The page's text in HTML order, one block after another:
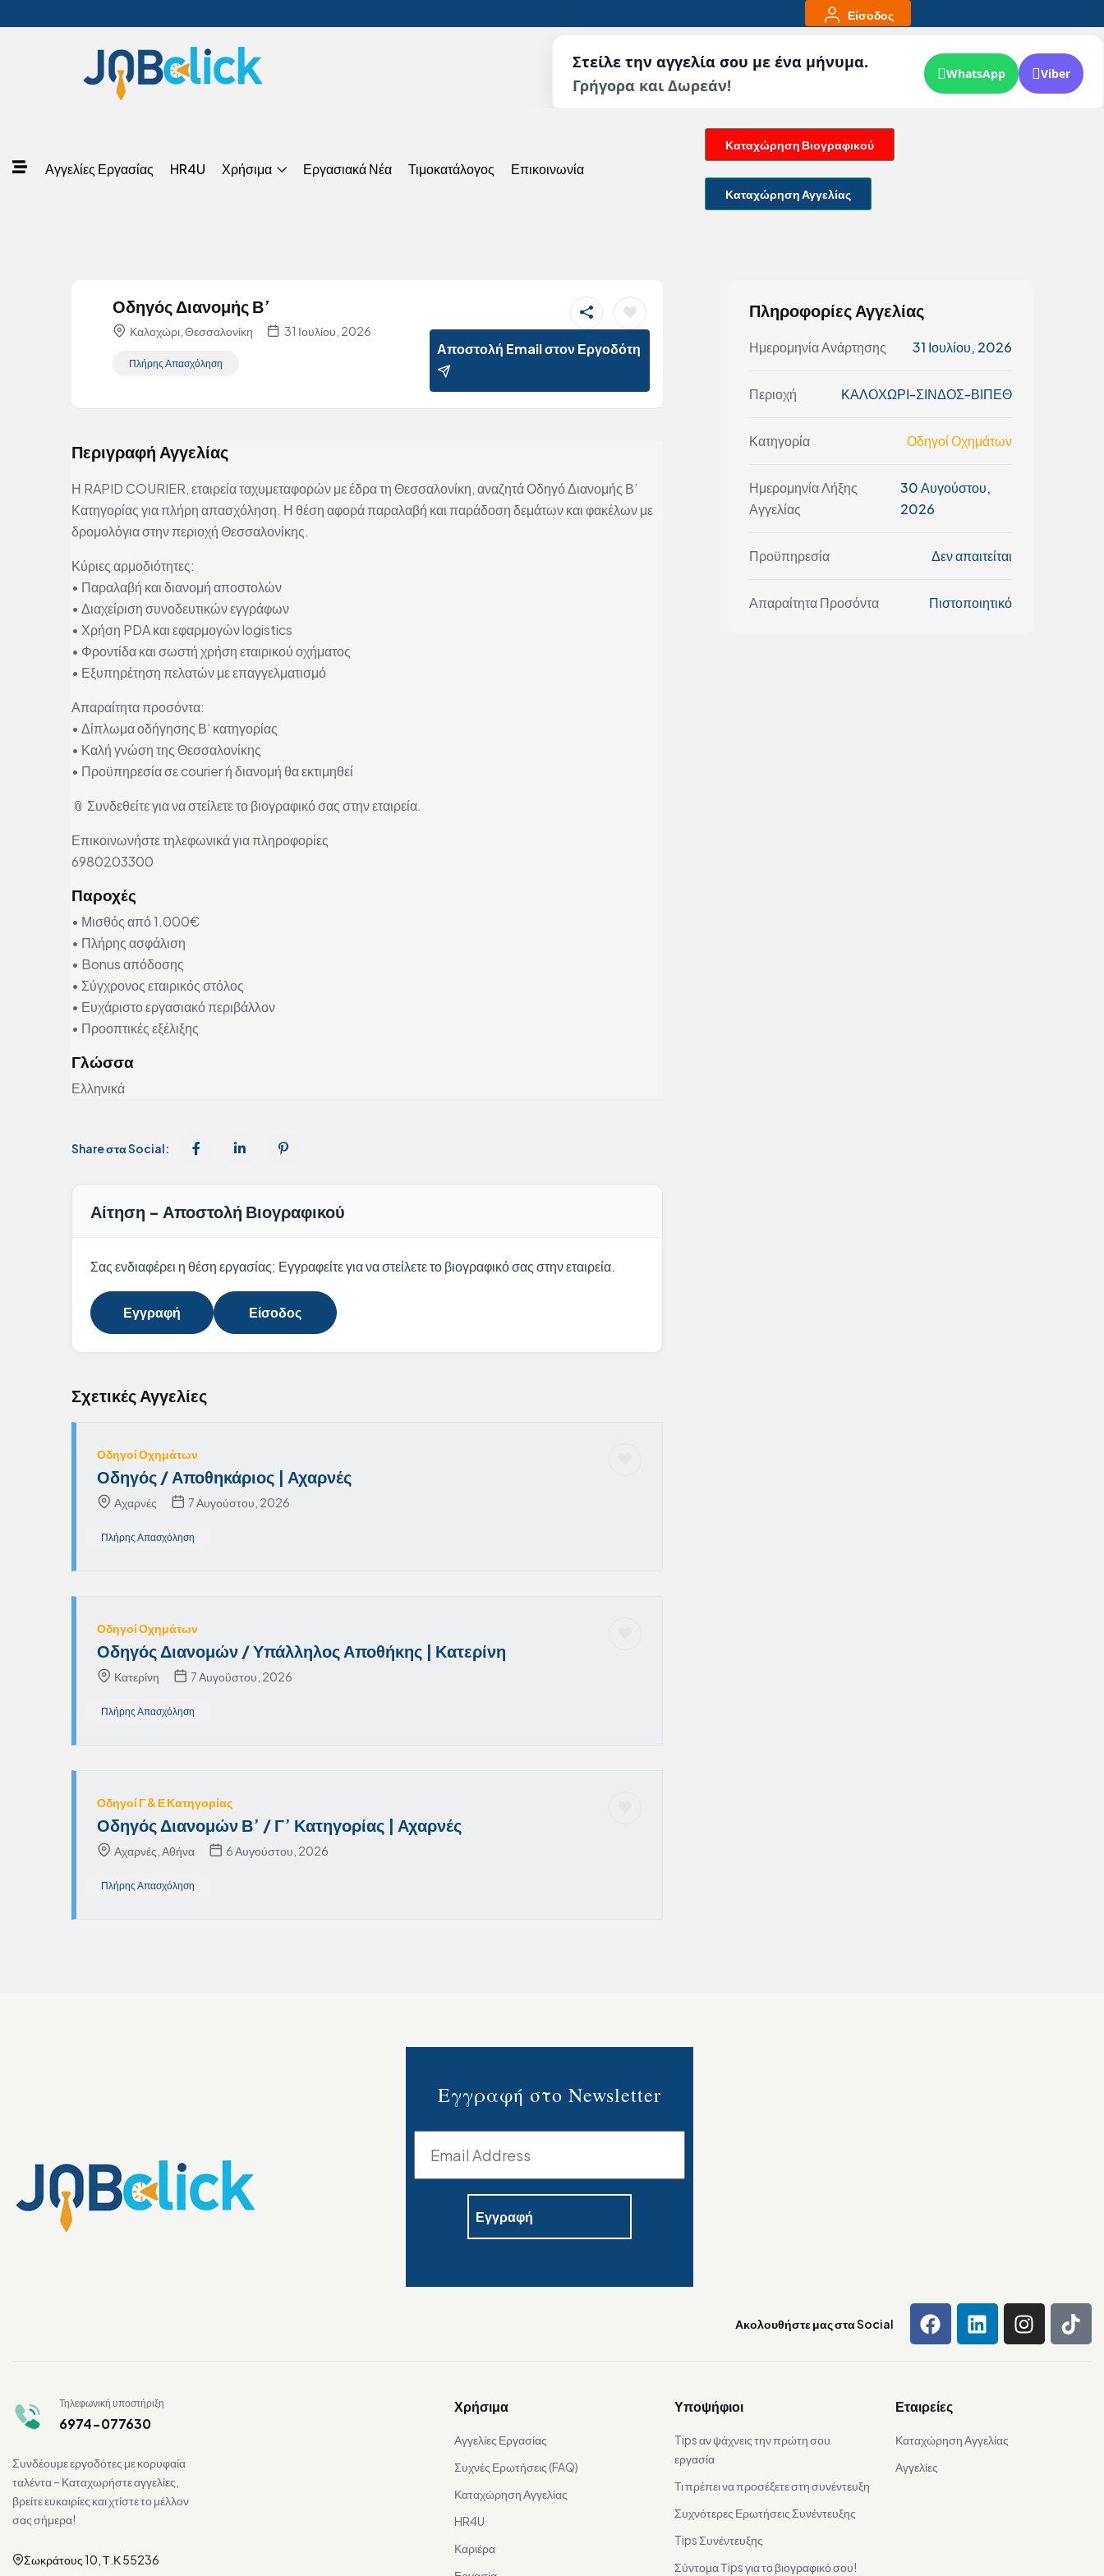
Είσοδος
Στείλε την αγγελία σου με ένα μήνυμα.
Γρήγορα και Δωρεάν!
WhatsApp Viber
Αγγελίες Εργασίας HR4U Χρήσιμα Εργασιακά Νέα Τιμοκατάλογος Επικοινωνία
Καταχώρηση Βιογραφικού
Καταχώρηση Αγγελίας
Οδηγός Διανομής Β’
Καλοχώρι, Θεσσαλονίκη 31 Ιουλίου, 2026
Πλήρης Απασχόληση
Αποστολή Email στον Εργοδότη
Περιγραφή Αγγελίας
Η RAPID COURIER, εταιρεία ταχυμεταφορών με έδρα τη Θεσσαλονίκη, αναζητά Οδηγό Διανομής Β’
Κατηγορίας για πλήρη απασχόληση. Η θέση αφορά παραλαβή και παράδοση δεμάτων και φακέλων με
δρομολόγια στην περιοχή Θεσσαλονίκης.
Κύριες αρμοδιότητες:
• Παραλαβή και διανομή αποστολών
• Διαχείριση συνοδευτικών εγγράφων
• Χρήση PDA και εφαρμογών logistics
• Φροντίδα και σωστή χρήση εταιρικού οχήματος
• Εξυπηρέτηση πελατών με επαγγελματισμό
Απαραίτητα προσόντα:
• Δίπλωμα οδήγησης Β’ κατηγορίας
• Καλή γνώση της Θεσσαλονίκης
• Προϋπηρεσία σε courier ή διανομή θα εκτιμηθεί
📎 Συνδεθείτε για να στείλετε το βιογραφικό σας στην εταιρεία.
Επικοινωνήστε τηλεφωνικά για πληροφορίες
6980203300
Παροχές
• Μισθός από 1.000€
• Πλήρης ασφάλιση
• Bonus απόδοσης
• Σύγχρονος εταιρικός στόλος
• Ευχάριστο εργασιακό περιβάλλον
• Προοπτικές εξέλιξης
Γλώσσα
Ελληνικά
Share στα Social:
Αίτηση - Αποστολή Βιογραφικού
Σας ενδιαφέρει η θέση εργασίας; Εγγραφείτε για να στείλετε το βιογραφικό σας στην εταιρεία.
Εγγραφή Είσοδος
Σχετικές Αγγελίες
Οδηγοί Οχημάτων
Οδηγός / Αποθηκάριος | Αχαρνές
Αχαρνές 7 Αυγούστου, 2026
Πλήρης Απασχόληση
Οδηγοί Οχημάτων
Οδηγός Διανομών / Υπάλληλος Αποθήκης | Κατερίνη
Κατερίνη 7 Αυγούστου, 2026
Πλήρης Απασχόληση
Οδηγοί Γ & Ε Κατηγορίας
Οδηγός Διανομών Β’ / Γ’ Κατηγορίας | Αχαρνές
Αχαρνές, Αθήνα 6 Αυγούστου, 2026
Πλήρης Απασχόληση
Πληροφορίες Αγγελίας
Ημερομηνία Ανάρτησης 31 Ιουλίου, 2026
Περιοχή ΚΑΛΟΧΩΡΙ-ΣΙΝΔΟΣ-ΒΙΠΕΘ
Κατηγορία Οδηγοί Οχημάτων
Ημερομηνία Λήξης
Αγγελίας
30 Αυγούστου,
2026
Προϋπηρεσία Δεν απαιτείται
Απαραίτητα Προσόντα Πιστοποιητικό
Εγγραφή στο Newsletter
Ακολουθήστε μας στα Social
Τηλεφωνική υποστήριξη
6974-077630
Συνδέουμε εργοδότες με κορυφαία
ταλέντα – Καταχωρήστε αγγελίες,
βρείτε ευκαιρίες και χτίστε το μέλλον
σας σήμερα!
Σωκράτους 10, Τ.Κ 55236
Χρήσιμα
Αγγελίες Εργασίας
Συχνές Ερωτήσεις (FAQ)
Καταχώρηση Αγγελίας
HR4U
Καριέρα
Υποψήφιοι
Tips αν ψάχνεις την πρώτη σου
εργασία
Τι πρέπει να προσέξετε στη συνέντευξη
Συχνότερες Ερωτήσεις Συνέντευξης
Tips Συνέντευξης
Σύντομα Τips για το βιογραφικό σου!
Εταιρείες
Καταχώρηση Αγγελίας
Αγγελίες